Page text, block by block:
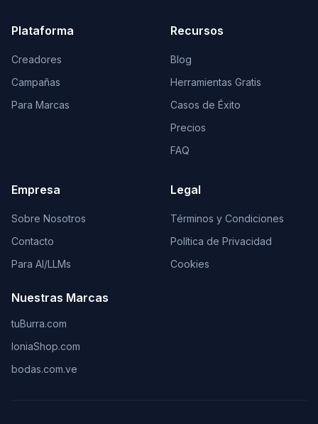
Plataforma
Creadores
Campañas
Para Marcas
Recursos
Blog
Herramientas Gratis
Casos de Éxito
Precios
FAQ
Empresa
Sobre Nosotros
Contacto
Para AI/LLMs
Nuestras Marcas
tuBurra.com
IoniaShop.com
bodas.com.ve
Legal
Términos y Condiciones
Política de Privacidad
Cookies